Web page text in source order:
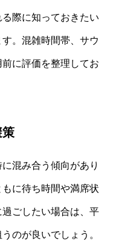
際に知っておきたい
。混雑時間帯、サウ
に評価を整理してお
策
混み合う傾向があり
に待ち時間や満席状
ごしたい場合は、平
のが良いでしょう。